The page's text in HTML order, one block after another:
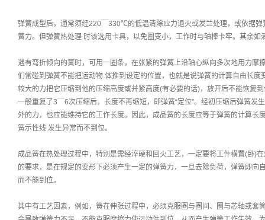
弹簧成型后，通常须经220 330℃的低温清除应力退火或发兰处理，或依据
簧力。但弹簧热处理 时该选用卡具，以免圈变小，工作时与轴棒卡牢。其余
遇有弯折倾向的簧时，可用一圈条，在张紧的弹簧上沿轴心纵向多次地用力
们常碰到弹簧不能把运动物 体推到设定的位置，也就是说弹簧的计算自由长
较大的力把它压缩到他的压缩高度或并紧高度(有必要的话)，放开后不能恢复
一般重复了3 6次压缩后，长度不再缩短，即弹簧“定位”。经初压缩后弹簧
外的力，也应能维持它的工作长度。因此，成品簧的长度应等于弹簧的计算
簧示性线 发生异常而不到位。
成品簧在热处理过程中，特别是需经淬硬和回火工艺，一定要将工件横置(卧)
的要求，是在规定的变形下必须产生一定的弹簧力，一旦去除负荷，弹簧即
而不能到位。
其中有工艺因素，例如，簧在伸张过程中，必须克服圈与圈间、圈与芯轴或套